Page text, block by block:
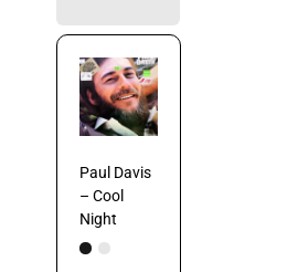
Paul Davis
– Cool
Night